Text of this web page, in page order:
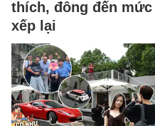
thích, đông đến
xếp lại